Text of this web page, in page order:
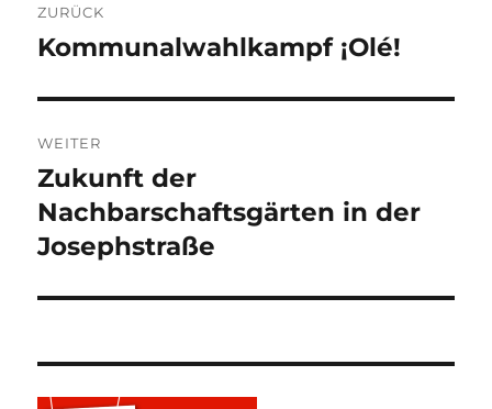
ZURÜCK
Vorheriger
Kommunalwahlkampf ¡Olé!
WEITER
Nächster
Beitrag:
Zukunft der
Nachbarschaftsgärten in der
Josephstraße